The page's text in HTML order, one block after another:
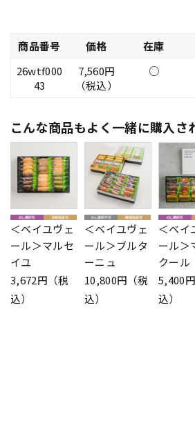
商品番号 価格 在庫
26wtf000
43
7,560円
（税込）
○
こんな商品もよく一緒に購入さ
＜ベイユヴェ
ール＞マルセ
イユ
3,672円（税
込）
＜ベイユヴェ
ール＞ブルタ
ーニュ
10,800円（税
込）
＜ベイ
ール＞
クール
5,400
込）